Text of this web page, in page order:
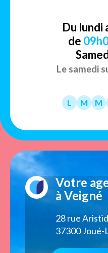
Du lundi
de
Le samedi
L M M
Votre
à Veigné
28 rue
37300 Joué-